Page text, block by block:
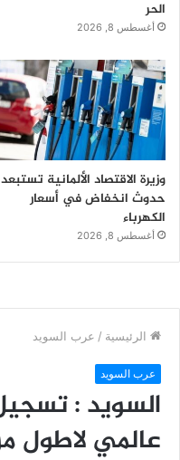
الحر
أغسطس 8, 2026
وزيرة الاقتصاد الألمانية تستبعد
حدوث انخفاض في أسعار
الكهرباء
أغسطس 8, 2026